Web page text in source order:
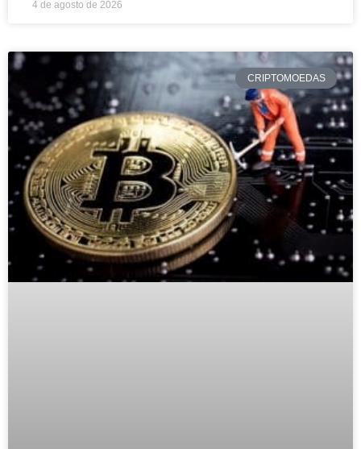
4 de agosto de 2026
CRIPTOMOEDAS